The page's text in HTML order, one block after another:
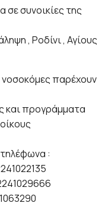
σε συνοικίες της
, Ροδίνι , Αγίους
νοσοκόμες παρέχουν
και προγράμματα
: